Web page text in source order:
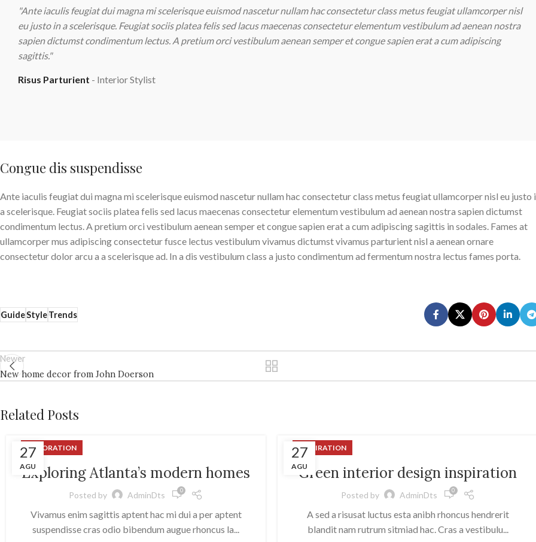
"Ante iaculis feugiat dui magna mi scelerisque euismod nascetur nullam hac consectetur class metus feugiat ullamcorper nisl
eu justo in a scelerisque. Feugiat sociis platea felis sed lacus maecenas consectetur elementum vestibulum ad aenean nostra
sapien dictumst condimentum lectus. A pretium orci vestibulum aenean semper et congue sapien erat a cum adipiscing
sagittis."
Risus Parturient Interior Stylist
Congue dis suspendisse
Ante iaculis feugiat dui magna mi scelerisque euismod nascetur nullam hac consectetur class metus feugiat ullamcorper nisl eu justo
a scelerisque. Feugiat sociis platea felis sed lacus maecenas consectetur elementum vestibulum ad aenean nostra sapien dictumst
condimentum lectus. A pretium orci vestibulum aenean semper et congue sapien erat a cum adipiscing sagittis in sodales. Fames at
ullamcorper mus adipiscing consectetur fusce lectus vestibulum vivamus dictumst vivamus parturient nisl a aenean ornare
consectetur dolor arcu a a scelerisque ad. In a dis vestibulum class a justo condimentum ad fermentum nostra lectus fames porta.
GuideStyleTrends
Newer
New home decor from John Doerson
Related Posts
27
AGU
DECORATION
Exploring Atlanta’s modern homes
Posted by AdminDts 0
Vivamus enim sagittis aptent hac mi dui a per aptent
suspendisse cras odio bibendum augue rhoncus la...
27
AGU
INSPIRATION
Green interior design inspiration
Posted by AdminDts 0
A sed a risusat luctus esta anibh rhoncus hendrerit
blandit nam rutrum sitmiad hac. Cras a vestibulu...